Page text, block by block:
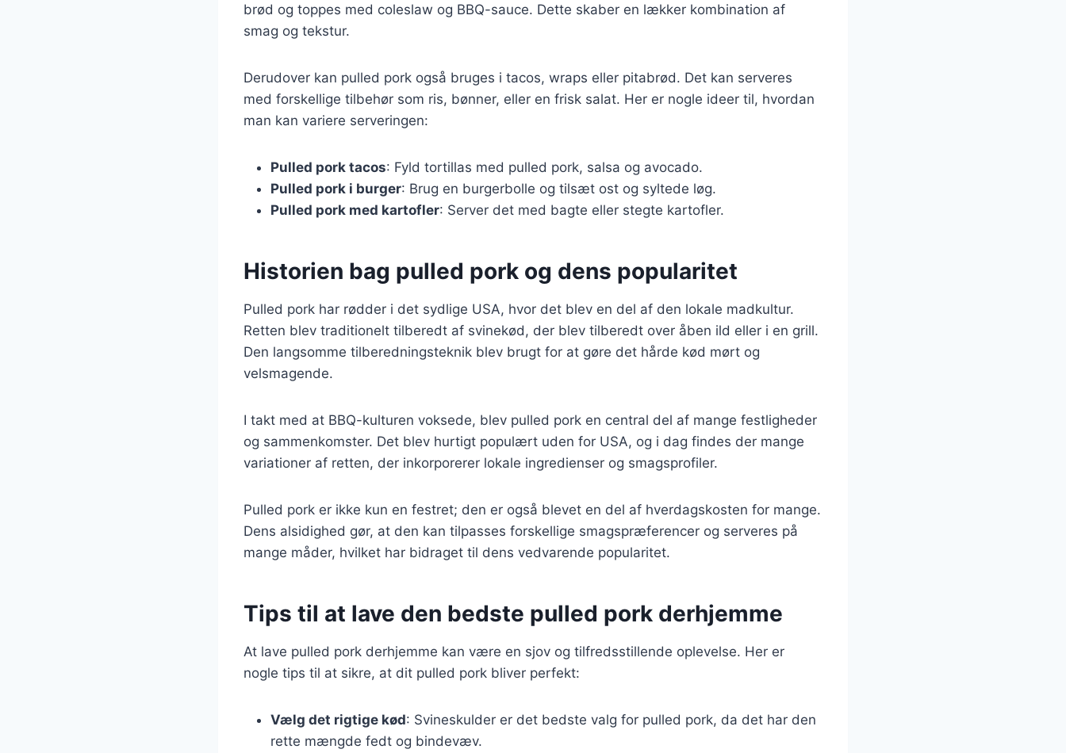
brød og toppes med coleslaw og BBQ-sauce. Dette skaber en lækker kombination af
smag og tekstur.
Derudover kan pulled pork også bruges i tacos, wraps eller pitabrød. Det kan serveres
med forskellige tilbehør som ris, bønner, eller en frisk salat. Her er nogle ideer til, hvordan
man kan variere serveringen:
Pulled pork tacos: Fyld tortillas med pulled pork, salsa og avocado.
Pulled pork i burger: Brug en burgerbolle og tilsæt ost og syltede løg.
Pulled pork med kartofler: Server det med bagte eller stegte kartofler.
Historien bag pulled pork og dens popularitet
Pulled pork har rødder i det sydlige USA, hvor det blev en del af den lokale madkultur.
Retten blev traditionelt tilberedt af svinekød, der blev tilberedt over åben ild eller i en grill.
Den langsomme tilberedningsteknik blev brugt for at gøre det hårde kød mørt og
velsmagende.
I takt med at BBQ-kulturen voksede, blev pulled pork en central del af mange festligheder
og sammenkomster. Det blev hurtigt populært uden for USA, og i dag findes der mange
variationer af retten, der inkorporerer lokale ingredienser og smagsprofiler.
Pulled pork er ikke kun en festret; den er også blevet en del af hverdagskosten for mange.
Dens alsidighed gør, at den kan tilpasses forskellige smagspræferencer og serveres på
mange måder, hvilket har bidraget til dens vedvarende popularitet.
Tips til at lave den bedste pulled pork derhjemme
At lave pulled pork derhjemme kan være en sjov og tilfredsstillende oplevelse. Her er
nogle tips til at sikre, at dit pulled pork bliver perfekt:
Vælg det rigtige kød: Svineskulder er det bedste valg for pulled pork, da det har den
rette mængde fedt og bindevæv.